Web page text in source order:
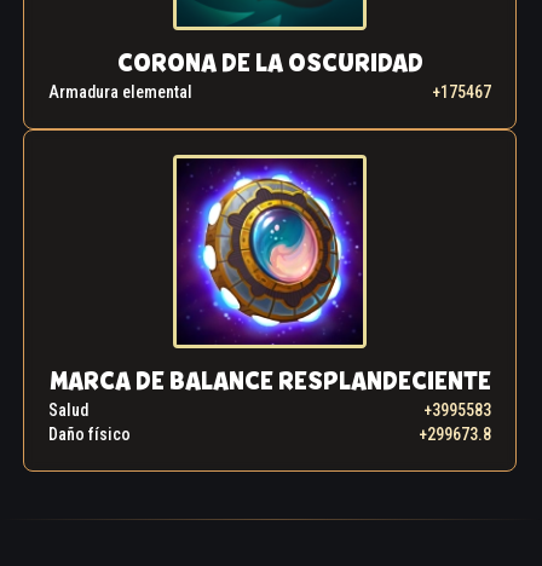
CORONA DE LA OSCURIDAD
Armadura elemental +175467
MARCA DE BALANCE RESPLANDECIENTE
Salud
+3995583
Daño físico
+299673.8